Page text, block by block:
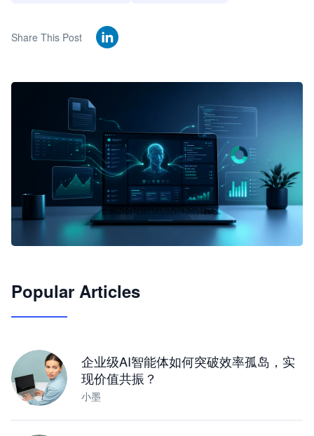
Share This Post
JimoClaw 桌面 AI Agent 工作台
Popular Articles
企业级AI智能体如何突破效率孤岛，实
现价值共振？
小墨